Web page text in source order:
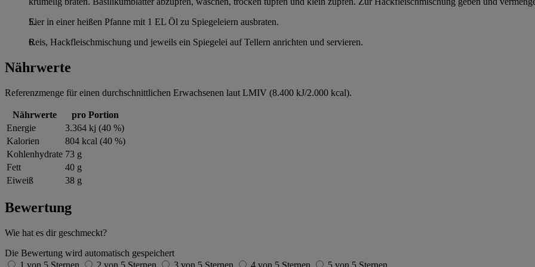
Eier in einer heißen Pfanne mit 1 EL Öl zu Spiegeleiern ausbraten.
Reis, Hackfleischmischung und jeweils ein Spiegelei auf Tellern anrichten und servieren.
Nährwerte
Referenzmenge für einen durchschnittlichen Erwachsenen laut LMIV (8.400 kJ/2.000 kcal).
Nährwerte
pro Portion
Energie
3.364 kj (40 %)
Kalorien
804 kcal (40 %)
Kohlenhydrate 73 g
Fett
40 g
Eiweiß
38 g
Bewertung
Wie hat es dir geschmeckt?
Die Bewertung wird automatisch gespeichert
1 von 5 Sternen
2 von 5 Sternen 3 von 5 Sternen 4 von 5 Sternen 5 von 5 Sternen